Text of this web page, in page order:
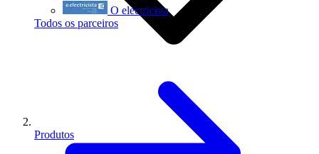
O electricista
Todos os parceiros
Produtos